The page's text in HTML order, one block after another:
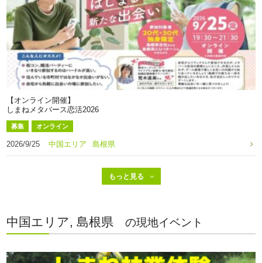
【オンライン開催】
しまねメタバース恋活2026
募集 オンライン
2026/9/25 中国エリア 島根県
中国エリア, 島根県 の現地イベント